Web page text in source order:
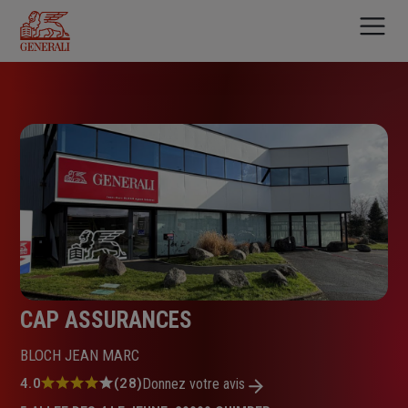
contenu
principal
CAP ASSURANCES
BLOCH JEAN MARC
Note
4.0 (28)Donnez votre avis